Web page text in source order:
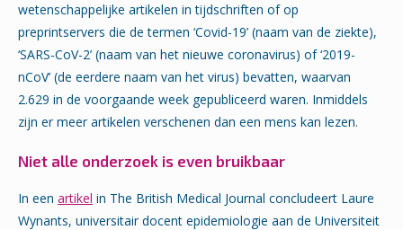
wetenschappelijke artikelen in tijdschriften of op
preprintservers die de termen ‘Covid-19’ (naam van de ziekte),
‘SARS-CoV-2’ (naam van het nieuwe coronavirus) of ‘2019-
nCoV’ (de eerdere naam van het virus) bevatten, waarvan
2.629 in de voorgaande week gepubliceerd waren. Inmiddels
zijn er meer artikelen verschenen dan een mens kan lezen.
Niet alle onderzoek is even bruikbaar
In een artikel in The British Medical Journal concludeert Laure
Wynants, universitair docent epidemiologie aan de Universiteit